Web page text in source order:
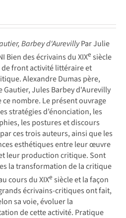
Barbey d'AurevillyPar Julie
Bien des écrivains du XIXe siècle
front activité littéraire et
Alexandre Dumas père,
Gautier, Jules Barbey d'Aurevilly
ce nombre. Le présent ouvrage
stratégies d’énonciation, les
les postures et discours
ces trois auteurs, ainsi que les
esthétiques entre leur œuvre
leur production critique. Sont
la transformation de la critique
cours du XIXe siècle et la façon
écrivains-critiques ont fait,
sa voie, évoluer la
de cette activité. Pratique